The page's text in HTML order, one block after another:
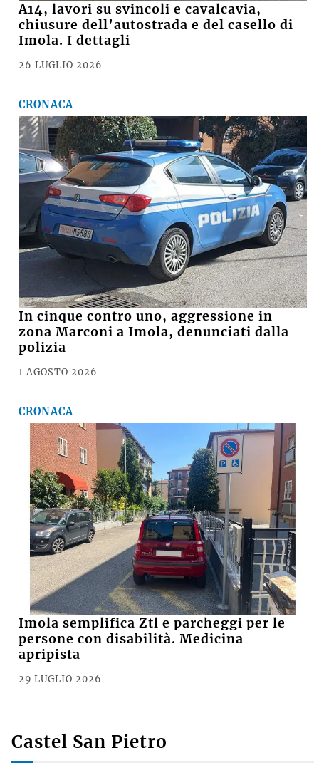
A14, lavori su svincoli e cavalcavia,
chiusure dell’autostrada e del casello di
Imola. I dettagli
26 LUGLIO 2026
CRONACA
In cinque contro uno, aggressione in
zona Marconi a Imola, denunciati dalla
polizia
1 AGOSTO 2026
CRONACA
Imola semplifica Ztl e parcheggi per le
persone con disabilità. Medicina
apripista
29 LUGLIO 2026
Castel San Pietro